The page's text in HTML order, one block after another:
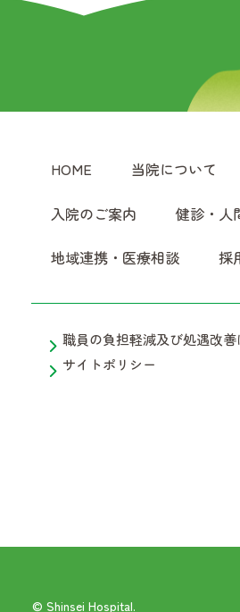
HOME 当院について
入院のご案内 健診・人
地域連携・医療相談 採
職員の負担軽減及び処遇改
サイトポリシー
© Shinsei Hospital.